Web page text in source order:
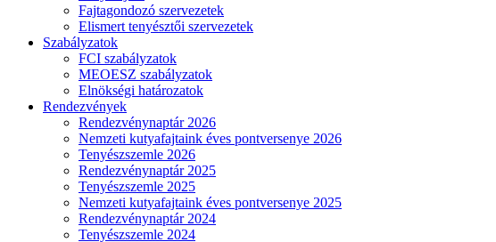
Fajtagondozó szervezetek
Elismert tenyésztői szervezetek
Szabályzatok
FCI szabályzatok
MEOESZ szabályzatok
Elnökségi határozatok
Rendezvények
Rendezvénynaptár 2026
Nemzeti kutyafajtaink éves pontversenye 2026
Tenyészszemle 2026
Rendezvénynaptár 2025
Tenyészszemle 2025
Nemzeti kutyafajtaink éves pontversenye 2025
Rendezvénynaptár 2024
Tenyészszemle 2024